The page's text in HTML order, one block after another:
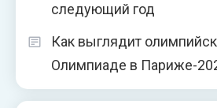
следующий год
Как выглядит
Олимпиаде в Париже-